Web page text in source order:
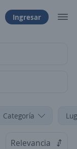
Ingresar
Categoría
Relevancia